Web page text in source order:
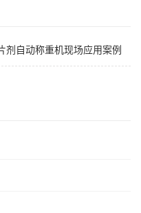
自动称重机现场应用案例